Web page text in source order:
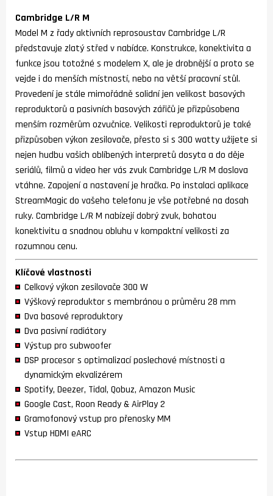
Cambridge L/R M
Model M z řady aktivních reprosoustav Cambridge L/R
představuje zlatý střed v nabídce. Konstrukce, konektivita a
funkce jsou totožné s modelem X, ale je drobnější a proto se
vejde i do menších místností, nebo na větší pracovní stůl.
Provedení je stále mimořádně solidní jen velikost basových
reproduktorů a pasivních basových zářičů je přizpůsobena
menším rozměrům ozvučnice. Velikosti reproduktorů je také
přizpůsoben výkon zesilovače, přesto si s 300 watty užijete si
nejen hudbu vašich oblíbených interpretů dosyta a do děje
seriálů, filmů a video her vás zvuk Cambridge L/R M doslova
vtáhne. Zapojení a nastavení je hračka. Po instalaci aplikace
StreamMagic do vašeho telefonu je vše potřebné na dosah
ruky. Cambridge L/R M nabízejí dobrý zvuk, bohatou
konektivitu a snadnou obluhu v kompaktní velikosti za
rozumnou cenu.
Klíčové vlastnosti
Celkový výkon zesilovače 300 W
Výškový reproduktor s membránou o průměru 28 mm
Dva basové reproduktory
Dva pasivní radiátory
Výstup pro subwoofer
DSP procesor s optimalizací poslechové místnosti a
dynamickým ekvalizérem
Spotify, Deezer, Tidal, Qobuz, Amazon Music
Google Cast, Roon Ready & AirPlay 2
Gramofonový vstup pro přenosky MM
Vstup HDMI eARC